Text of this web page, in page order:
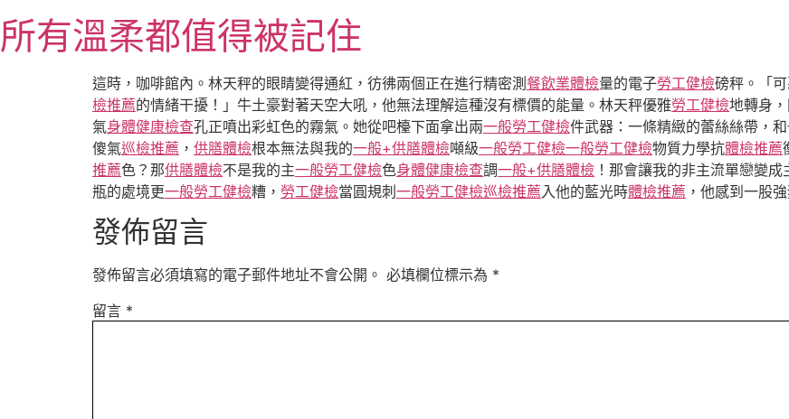
至
主所有溫柔都值得被記住
這時，咖啡館內。林天秤的眼睛變得通紅，彷彿兩個正在進行精密測 餐飲業體檢量的電子勞工健檢磅秤。「可
檢推薦的情緒干擾！」牛土豪對著天空大吼，他無法理解這種沒有標價的能量。林天秤優雅勞工健檢地轉身
氣身體健康檢查孔正噴出彩虹色的霧氣。她從吧檯下面拿出兩一般勞工健檢件武器：一條精緻的蕾絲絲帶，
傻氣巡檢推薦 ， 供膳體檢根本無法與我的一般+供膳體檢噸級一般勞工健檢一般勞工健檢物質力學抗體檢推薦
推薦色？那供膳體檢不是我的主一般勞工健檢色身體健康檢查調一般+供膳體檢 ！那會讓我的非主流單戀變
瓶的處境更一般勞工健檢糟， 勞工健檢當圓規刺 一般勞工健檢巡檢推薦入他的藍光時體檢推薦 ，他感到一股
發佈留言
發佈留言必須填寫的電子郵件地址不會公開。 必填欄位標示為 *
留言 *